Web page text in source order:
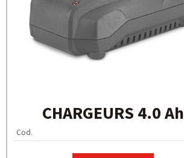
CHARGEURS 4.0 Ah
Cod.